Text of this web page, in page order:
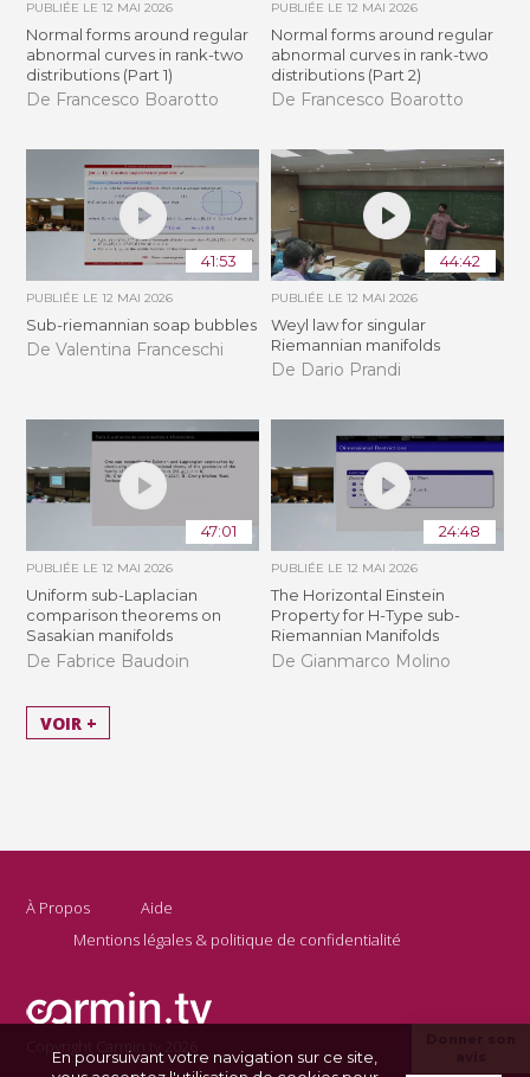
PUBLIÉE LE12 MAI 2026
Normal forms around regular
abnormal curves in rank-two
distributions (Part 1)
De Francesco Boarotto
PUBLIÉE LE 12 MAI 2026
Normal forms around regular
abnormal curves in rank-two
distributions (Part 2)
De Francesco Boarotto
41:53
PUBLIÉE LE12 MAI 2026
Sub-riemannian soap bubbles
De Valentina Franceschi
44:42
PUBLIÉE LE 12 MAI 2026
Weyl law for singular
Riemannian manifolds
De Dario Prandi
47:01
PUBLIÉE LE12 MAI 2026
Uniform sub-Laplacian
comparison theorems on
Sasakian manifolds
De Fabrice Baudoin
24:48
PUBLIÉE LE 12 MAI 2026
The Horizontal Einstein
Property for H-Type sub-
Riemannian Manifolds
De Gianmarco Molino
VOIR +
À Propos
Aide
Mentions légales & politique de confidentialité
Copyright Carmin.tv 2026
En poursuivant votre navigation sur ce site,